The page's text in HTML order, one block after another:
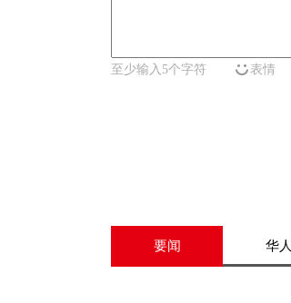
至少输入5个字符 表情
要闻 华人